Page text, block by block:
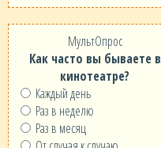
МультОпрос
Как часто вы бываете в
кинотеатре?
Каждый день
Раз в неделю
Раз в месяц